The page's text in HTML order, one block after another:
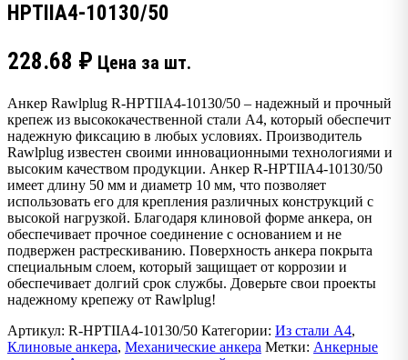
HPTIIA4-10130/50
228.68 ₽ Цена за шт.
Анкер Rawlplug R-HPTIIA4-10130/50 – надежный и прочный
крепеж из высококачественной стали А4, который обеспечит
надежную фиксацию в любых условиях. Производитель
Rawlplug известен своими инновационными технологиями и
высоким качеством продукции. Анкер R-HPTIIA4-10130/50
имеет длину 50 мм и диаметр 10 мм, что позволяет
использовать его для крепления различных конструкций с
высокой нагрузкой. Благодаря клиновой форме анкера, он
обеспечивает прочное соединение с основанием и не
подвержен растрескиванию. Поверхность анкера покрыта
специальным слоем, который защищает от коррозии и
обеспечивает долгий срок службы. Доверьте свои проекты
надежному крепежу от Rawlplug!
Артикул: R-HPTIIA4-10130/50 Категории: Из стали А4,
Клиновые анкера, Механические анкера Метки: Анкерные